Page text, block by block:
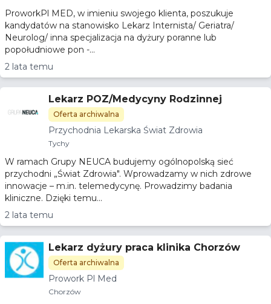
ProworkPl MED, w imieniu swojego klienta, poszukuje
kandydatów na stanowisko Lekarz Internista/ Geriatra/
Neurolog/ inna specjalizacja na dyżury poranne lub
popołudniowe pon -...
2 lata temu
Lekarz POZ/Medycyny Rodzinnej
Oferta archiwalna
Przychodnia Lekarska Świat Zdrowia
Tychy
W ramach Grupy NEUCA budujemy ogólnopolską sieć
przychodni „Świat Zdrowia". Wprowadzamy w nich zdrowe
innowacje – m.in. telemedycynę. Prowadzimy badania
kliniczne. Dzięki temu...
2 lata temu
Lekarz dyżury praca klinika Chorzów
Oferta archiwalna
Prowork Pl Med
Chorzów